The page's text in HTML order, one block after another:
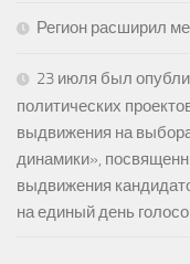
Регион расширил
23 июля был
политических
выдвижения на
динамики»,
выдвижения
на единый день